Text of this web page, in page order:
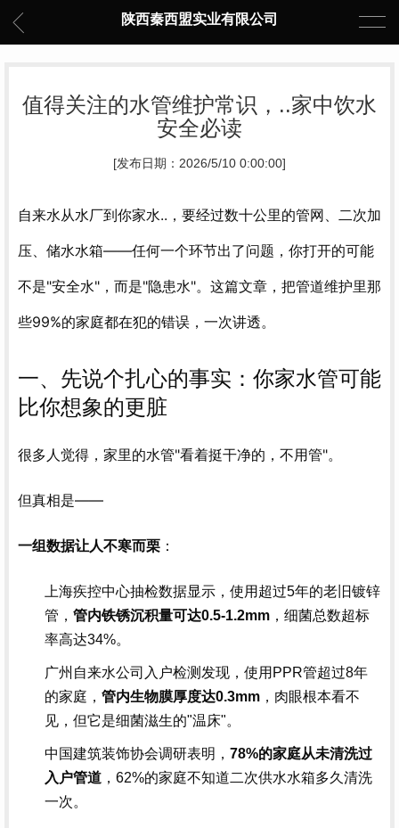
陕西秦西盟实业有限公司
值得关注的水管维护常识，..家中饮水
安全必读
[发布日期：2026/5/10 0:00:00]
自来水从水厂到你家水..，要经过数十公里的管网、二次加
压、储水水箱——任何一个环节出了问题，你打开的可能
不是"安全水"，而是"隐患水"。这篇文章，把管道维护里那
些99%的家庭都在犯的错误，一次讲透。
一、先说个扎心的事实：你家水管可能
比你想象的更脏
很多人觉得，家里的水管"看着挺干净的，不用管"。
但真相是——
一组数据让人不寒而栗 ：
上海疾控中心抽检数据显示，使用超过5年的老旧镀锌
管， 管内铁锈沉积量可达0.5-1.2mm ，细菌总数超标
率高达34%。
广州自来水公司入户检测发现，使用PPR管超过8年
的家庭， 管内生物膜厚度达0.3mm ，肉眼根本看不
见，但它是细菌滋生的"温床"。
中国建筑装饰协会调研表明， 78%的家庭从未清洗过
入户管道 ，62%的家庭不知道二次供水水箱多久清洗
一次。